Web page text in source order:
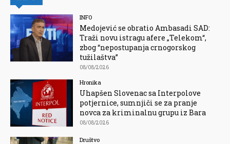
INFO
Medojević se obratio Ambasadi SAD:
Traži novu istragu afere „Telekom“,
zbog “nepostupanja crnogorskog
tužilaštva”
08/08/2026
Hronika
Uhapšen Slovenac sa Interpolove
potjernice, sumnjiči se za pranje
novca za kriminalnu grupu iz Bara
08/08/2026
Društvo